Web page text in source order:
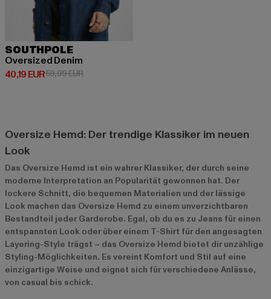
SOUTHPOLE
Oversized Denim
40,19 EUR
Derzeitiger Preis: 40,19 EUR
59,99 EURAktionspreis: 59,99 EUR
Oversize Hemd: Der trendige Klassiker im neuen
Look
Das Oversize Hemd ist ein wahrer Klassiker, der durch seine
moderne Interpretation an Popularität gewonnen hat. Der
lockere Schnitt, die bequemen Materialien und der lässige
Look machen das Oversize Hemd zu einem unverzichtbaren
Bestandteil jeder Garderobe. Egal, ob du es zu Jeans für einen
entspannten Look oder über einem T-Shirt für den angesagten
Layering-Style trägst – das Oversize Hemd bietet dir unzählige
Styling-Möglichkeiten. Es vereint Komfort und Stil auf eine
einzigartige Weise und eignet sich für verschiedene Anlässe,
von casual bis schick.